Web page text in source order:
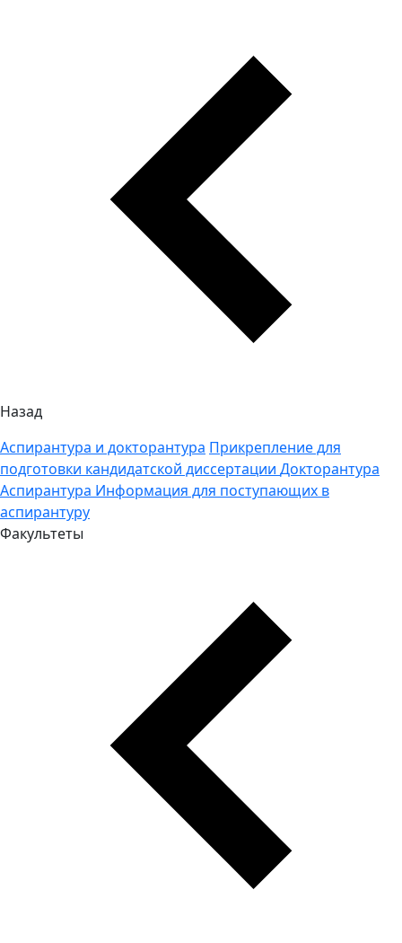
Назад
Аспирантура и докторантура Прикрепление для
подготовки кандидатской диссертации Докторантура
Аспирантура Информация для поступающих в
аспирантуру
Факультеты